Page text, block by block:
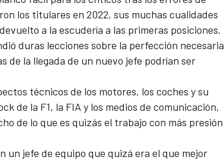
los titulares en 2022, sus muchas cualidades
a la escudería a las primeras posiciones.
duras lecciones sobre la perfección necesaria
de la llegada de un nuevo jefe podrían ser
técnicos de los motores, los coches y su
de la F1, la FIA y los medios de comunicación,
de lo que es quizás el trabajo con más presión
un jefe de equipo que quizá era el que mejor